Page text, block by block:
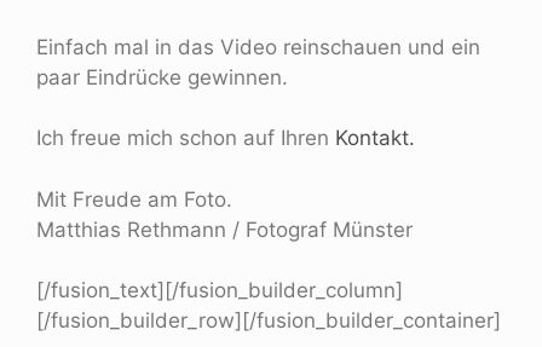
Einfach mal in das Video reinschauen und ein
paar Eindrücke gewinnen.
Ich freue mich schon auf Ihren Kontakt.
Mit Freude am Foto.
Matthias Rethmann / Fotograf Münster
[/fusion_text][/fusion_builder_column]
[/fusion_builder_row][/fusion_builder_container]